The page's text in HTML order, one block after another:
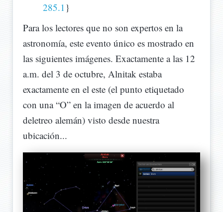
285.1 }
Para los lectores que no son expertos en la
astronomía, este evento único es mostrado en
las siguientes imágenes. Exactamente a las 12
a.m. del 3 de octubre, Alnitak estaba
exactamente en el este (el punto etiquetado
con una “O” en la imagen de acuerdo al
deletreo alemán) visto desde nuestra
ubicación...